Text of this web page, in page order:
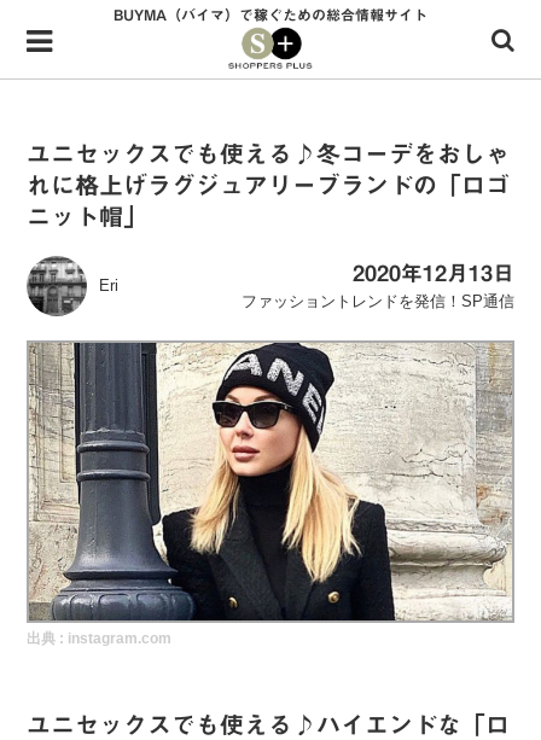
Menu
HOME
34歳独身OLバイマ実践記
ファッショントレンドを発信！SP通信
BUYMAで人気のブランド
BUYMAの売れ筋商品
バイマの疑問に現役パーソナルショッパーが答えてみた
バイマ活動の疑問に売れっ子現役バイヤーが答えてみた
実録！海外ショップで買ってみた！
海外SHOP LIST
BUYMA（バイマ）で稼ぐための総合情報サイト
ユニセックスでも使える♪冬コーデをおしゃ
れに格上げラグジュアリーブランドの「ロゴ
ニット帽」
Eri
2020年12月13日
ファッショントレンドを発信！SP通信
出典 : instagram.com
ユニセックスでも使える♪ハイエンドな「ロ